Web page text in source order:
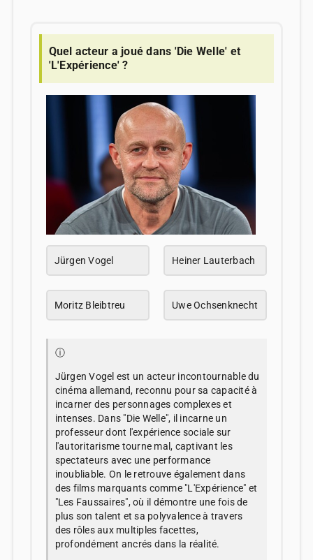
Quel acteur a joué dans 'Die Welle' et
'L'Expérience' ?
Jürgen Vogel Heiner Lauterbach
Moritz Bleibtreu Uwe Ochsenknecht
ⓘ
Jürgen Vogel est un acteur incontournable du
cinéma allemand, reconnu pour sa capacité à
incarner des personnages complexes et
intenses. Dans "Die Welle", il incarne un
professeur dont l'expérience sociale sur
l'autoritarisme tourne mal, captivant les
spectateurs avec une performance
inoubliable. On le retrouve également dans
des films marquants comme "L'Expérience" et
"Les Faussaires", où il démontre une fois de
plus son talent et sa polyvalence à travers
des rôles aux multiples facettes,
profondément ancrés dans la réalité.